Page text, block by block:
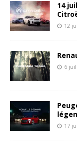
14
12
6
17